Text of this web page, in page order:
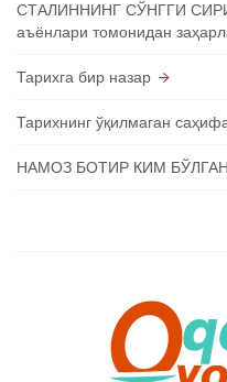
СТАЛИННИНГ СЎНГГИ СИРИ
аъёнлари томонидан
Тарихга бир назар
Тарихнинг ўқилмаган
НАМОЗ БОТИР КИМ